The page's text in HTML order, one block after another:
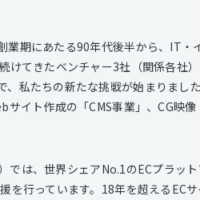
業期にあたる90年代後半から、IT・
けてきたベンチャー3社（関係各社
、私たちの新たな挑戦が始まりまし
サイト作成の「CMS事業」、CG映
では、世界シェアNo.1のECプラッ
を行っています。18年を超えるEC